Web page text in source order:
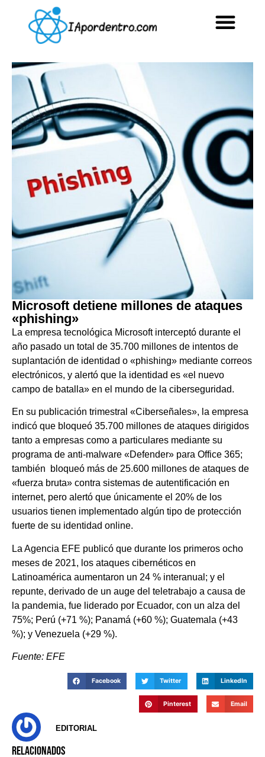
Microsoft detiene millones de ataques
«phishing»
La empresa tecnológica Microsoft interceptó durante el
año pasado un total de 35.700 millones de intentos de
suplantación de identidad o «phishing» mediante correos
electrónicos, y alertó que la identidad es «el nuevo
campo de batalla» en el mundo de la ciberseguridad.
En su publicación trimestral «Ciberseñales», la empresa
indicó que bloqueó 35.700 millones de ataques dirigidos
tanto a empresas como a particulares mediante su
programa de anti-malware «Defender» para Office 365;
también bloqueó más de 25.600 millones de ataques de
«fuerza bruta» contra sistemas de autentificación en
internet, pero alertó que únicamente el 20% de los
usuarios tienen implementado algún tipo de protección
fuerte de su identidad online.
La Agencia EFE publicó que durante los primeros ocho
meses de 2021, los ataques cibernéticos en
Latinoamérica aumentaron un 24 % interanual; y el
repunte, derivado de un auge del teletrabajo a causa de
la pandemia, fue liderado por Ecuador, con un alza del
75%; Perú (+71 %); Panamá (+60 %); Guatemala (+43
%); y Venezuela (+29 %).
Fuente: EFE
Facebook Twitter LinkedIn
Pinterest Email
EDITORIAL
RELACIONADOS